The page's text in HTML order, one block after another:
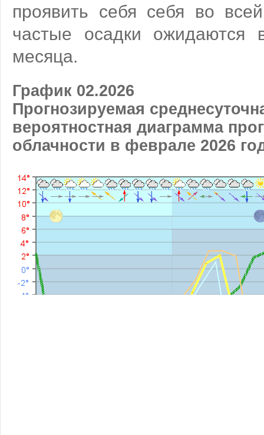
проявить себя себя во
частые осадки ожидаются
месяца.
График 02.2026
Прогнозируемая
вероятностная диаграмма
облачности в феврале 2026